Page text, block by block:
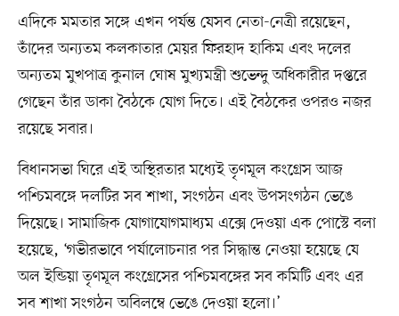
এদিকে মমতার সঙ্গে এখন পর্যন্ত যেসব নেতা-নেত্রী রয়েছেন,
তাঁদের অন্যতম কলকাতার মেয়র ফিরহাদ হাকিম এবং দলের
অন্যতম মুখপাত্র কুনাল ঘোষ মুখ্যমন্ত্রী শুভেন্দু অধিকারীর দপ্তরে
গেছেন তাঁর ডাকা বৈঠকে যোগ দিতে। এই বৈঠকের ওপরও নজর
রয়েছে সবার।
বিধানসভা ঘিরে এই অস্থিরতার মধ্যেই তৃণমূল কংগ্রেস আজ
পশ্চিমবঙ্গে দলটির সব শাখা, সংগঠন এবং উপসংগঠন ভেঙে
দিয়েছে। সামাজিক যোগাযোগমাধ্যম এক্সে দেওয়া এক পোস্টে বলা
হয়েছে, ‘গভীরভাবে পর্যালোচনার পর সিদ্ধান্ত নেওয়া হয়েছে যে
অল ইন্ডিয়া তৃণমূল কংগ্রেসের পশ্চিমবঙ্গের সব কমিটি এবং এর
সব শাখা সংগঠন অবিলম্বে ভেঙে দেওয়া হলো।’